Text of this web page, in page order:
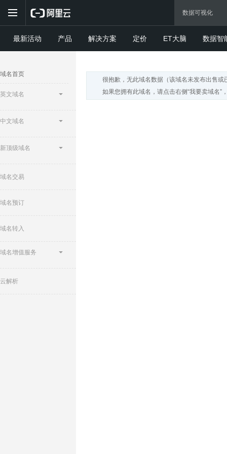
最新活动 产品 解决方案 定价 ET大脑 数据智
域名首页
英文域名
中文域名
新顶级域名
域名交易
域名预订
域名转入
域名增值服务
云解析
很抱歉，无此域名数据（该域名未发布出售或
如果您拥有此域名，请点击右侧“我要卖域名”